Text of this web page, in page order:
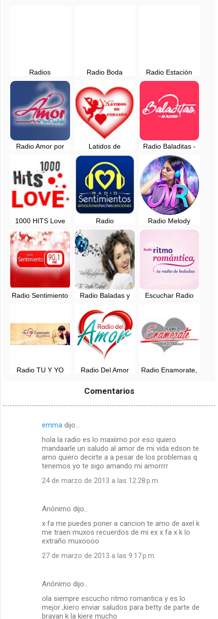
Radios
Romanticas en
Español, en vivo
Radio Boda
Radio Estación
Amor, en vivo
Radio Amor por
Lima, Peru
Latidos de
Corazon - Radio
en vivo - Nuevo
Chimbote
Radio Baladitas -
EN VIVO - Lima,
Perú
1000 HITS Love
Radio
Sentimientos, en
vivo - Lima, Perú
Radio Melody
Romantica en vivo
Radio Sentimiento
Radio Baladas y
- Venezuela
Escuchar Radio
Radio TU Y YO
Radio Del Amor
Radio Enamorate,
Comentarios
emma dijo…
hola la radio es lo maxiimo por eso quiero
mandaarle un saludo al amor de mi vida edson te
amo quiero decirte a a pesar de los problemas q
tenemos yo te sigo amando mi amorrrr
24 de marzo de 2013 a las 12:28 p.m.
Anónimo dijo…
x fa me puedes poner a cancion te amo de axel k
me traen muxos recuerdos de mi ex x fa x k lo
extraño muxoooo
27 de marzo de 2013 a las 9:17 p.m.
Anónimo dijo…
ola siempre escucho ritmo romantica y es lo
mejor ,kiero enviar saludos para betty de parte de
brayan k la kiere mucho